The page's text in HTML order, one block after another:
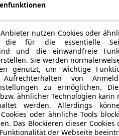
nutzen Cookies oder
die für die essentielle
und die einwandfreie
Sie werden
genutzt, um wichtige
von
zu ermöglichen.
ähnlicher Technologien kann
werden. Allerdings
oder ähnliche Tools
Das Blockieren dieser
der Webseite